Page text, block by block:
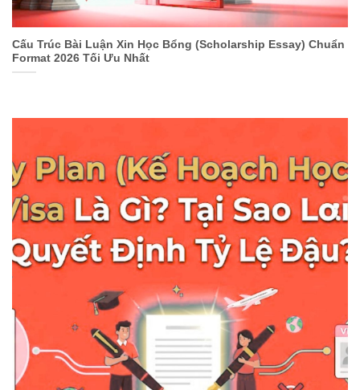
Cấu Trúc Bài Luận Xin Học Bổng (Scholarship Essay) Chuẩn
Format 2026 Tối Ưu Nhất